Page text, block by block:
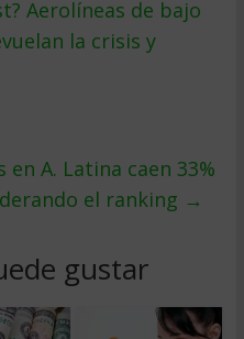
Aerolíneas de bajo
la crisis y
A. Latina caen 33%
el ranking →
gustar